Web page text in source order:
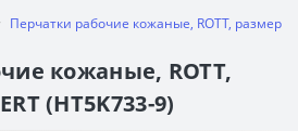
Перчатки рабочие кожаные, RОТТ, размер 9
кожаные, RОТТ,
(HT5K733-9)